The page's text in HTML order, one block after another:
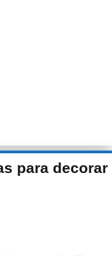
para decorar